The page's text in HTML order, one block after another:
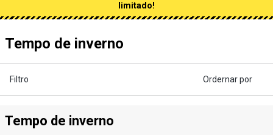
limitado!
Tempo de inverno
Filtro Ordernar por
Tempo de inverno